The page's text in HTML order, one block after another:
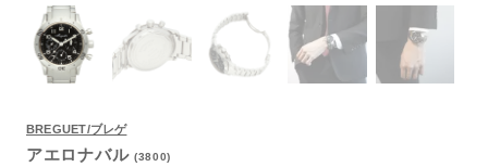
BREGUET/ブレゲ
アエロナバル (3800)
よくあるご質問